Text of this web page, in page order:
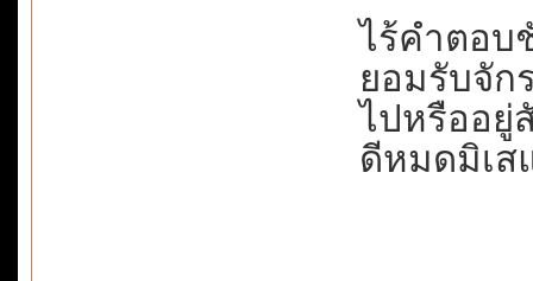
ไร้คำตอบ
ยอมรับจัก
ไปหรืออยู่
ดีหมดมิเส